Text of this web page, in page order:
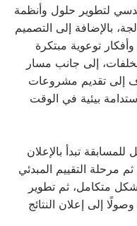
لتطوير حلول وأنظمة
بالإضافة إلى التصميم
توعوية مبتكرة
إلى جانب مسار
إلى تقديم مشروعات
بيئية في الوقت
تبدأ بالإعلان
مرحلة التقييم المبدئي
بشكل متكامل، ثم تطوير
إلى إعلان النتائج